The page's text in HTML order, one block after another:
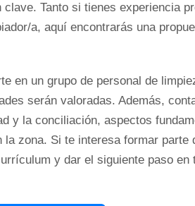
Tanto si tienes experiencia
a, aquí encontrarás una
en un grupo de personal de
serán valoradas. Además,
y la conciliación, aspectos
la zona. Si te interesa formar parte
y dar el siguiente paso en